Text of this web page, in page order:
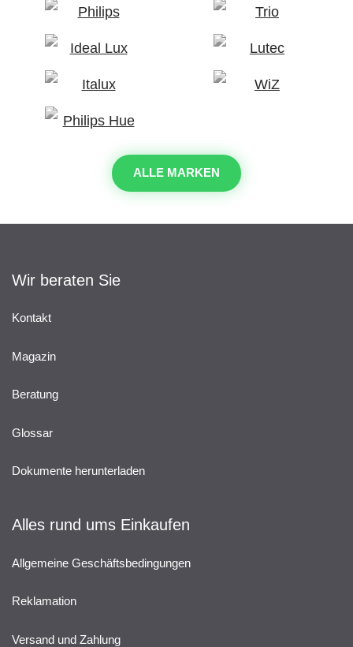
ALLE MARKEN
Wir beraten Sie
Kontakt
Magazin
Beratung
Glossar
Dokumente herunterladen
Alles rund ums Einkaufen
Allgemeine Geschäftsbedingungen
Reklamation
Versand und Zahlung